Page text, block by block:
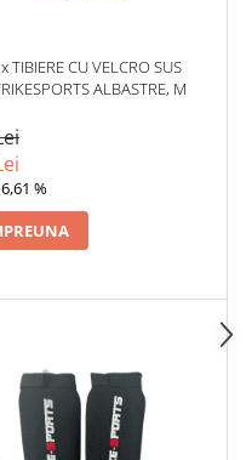
TIBIERE CU VELCRO SUS
ALBASTRE, M
%